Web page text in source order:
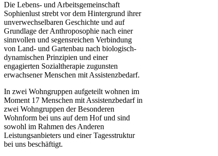
Die Lebens- und Arbeitsgemeinschaft
Sophienlust strebt vor dem Hintergrund ihrer
unverwechselbaren Geschichte und auf
Grundlage der Anthroposophie nach einer
sinnvollen und segensreichen Verbindung
von Land- und Gartenbau nach biologisch-
dynamischen Prinzipien und einer
engagierten Sozialtherapie zugunsten
erwachsener Menschen mit Assistenzbedarf.
In zwei Wohngruppen aufgeteilt wohnen im
Moment 17 Menschen mit Assistenzbedarf in
zwei Wohngruppen der Besonderen
Wohnform bei uns auf dem Hof und sind
sowohl im Rahmen des Anderen
Leistungsanbieters und einer Tagesstruktur
bei uns beschäftigt.